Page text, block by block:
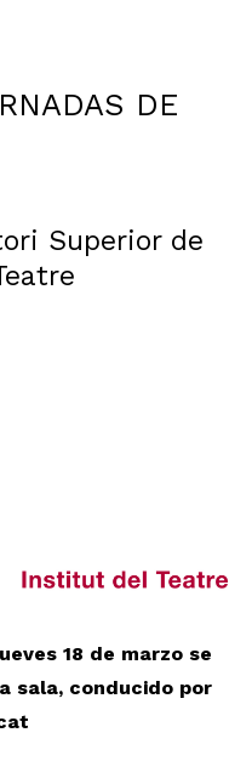
DE
Superior de
18 de marzo se
sala, conducido por